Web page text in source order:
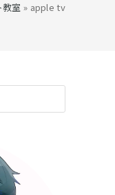
教室 » apple tv
Escape